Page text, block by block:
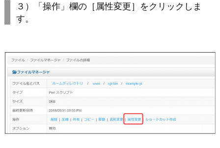
３）「操作」欄の［属性変更］をクリックしま
す。